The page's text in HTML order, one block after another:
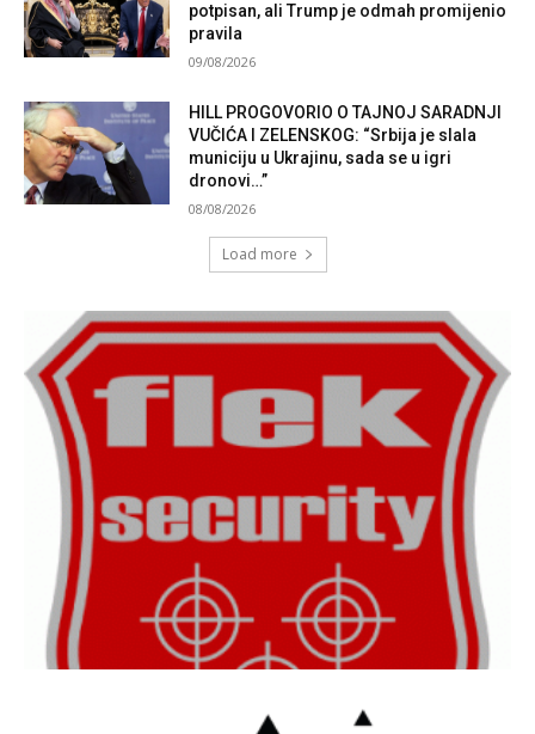
potpisan, ali Trump je odmah promijenio
pravila
09/08/2026
HILL PROGOVORIO O TAJNOJ SARADNJI
VUČIĆA I ZELENSKOG: “Srbija je slala
municiju u Ukrajinu, sada se u igri
dronovi…”
08/08/2026
Load more